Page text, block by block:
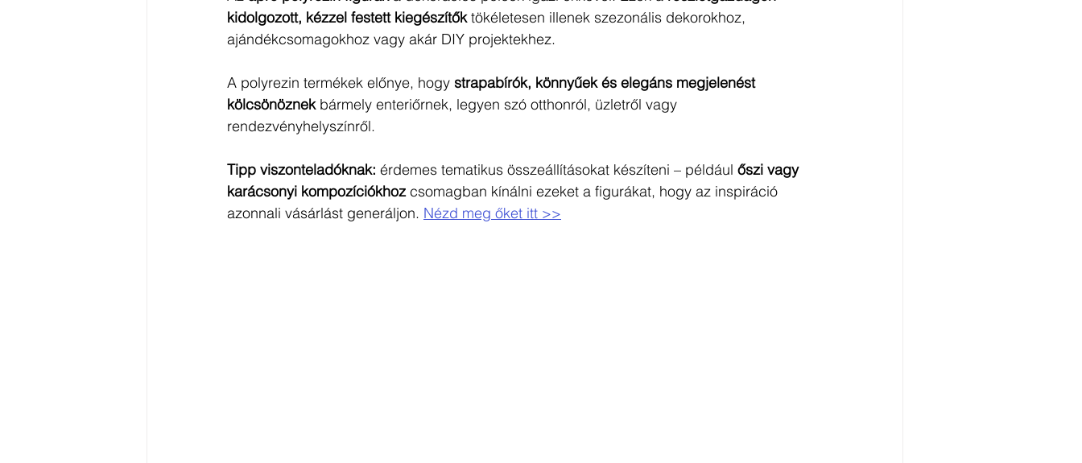
kidolgozott, kézzel festett kiegészítők tökéletesen illenek szezonális dekorokhoz,
ajándékcsomagokhoz vagy akár DIY projektekhez.
A polyrezin termékek előnye, hogy strapabírók, könnyűek és elegáns megjelenést
kölcsönöznek bármely enteriőrnek, legyen szó otthonról, üzletről vagy
rendezvényhelyszínről.
Tipp viszonteladóknak: érdemes tematikus összeállításokat készíteni – például őszi vagy
karácsonyi kompozíciókhoz csomagban kínálni ezeket a figurákat, hogy az inspiráció
azonnali vásárlást generáljon. Nézd meg őket itt >>